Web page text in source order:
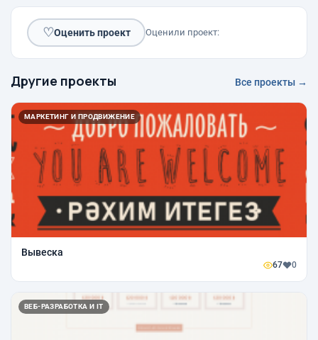
♡Оценить проект Оценили проект:
Другие проекты Все проекты →
МАРКЕТИНГ И ПРОДВИЖЕНИЕ
Вывеска
67 0
ВЕБ-РАЗРАБОТКА И IT